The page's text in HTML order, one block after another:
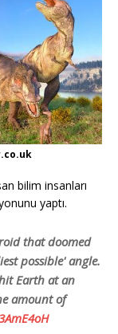
bilim insanları
yaptı.
that doomed
possible' angle.
Earth at an
amount of